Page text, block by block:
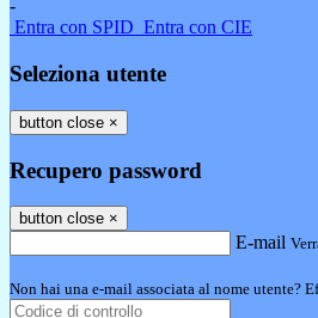
-
Entra con SPID Entra con CIE
Seleziona utente
button close ×
Recupero password
button close ×
E-mail
Non hai una e-mail associata al nome utente?